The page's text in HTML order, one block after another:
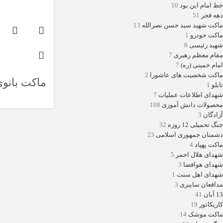
خط امام این بود 10
دهه فجر 51
ماکت شهید سید حسن نصرالله 13
ماکت خودرو 1
شهید رئیسی 6
مقام معظم رهبری 7
امام خمینی (ره) 7
ماکت شخصیت های عاشورا
2
تابلو 1
شهدای اطلاعات عملیات 7
محصولات دانش آموزی 108
آزادگان 3
جنگ تحمیلی 12 روزه
32
دشمنان جمهوری اسلامی 23
ماکت پهپاد 4
شهدای هلال احمر 5
شهدای هوافضا 3
شهدای اهل سنت 1
مدافعان سایبری 3
13 آبان
41
کاریکاتور 19
ماکت موشک 14
ماکت